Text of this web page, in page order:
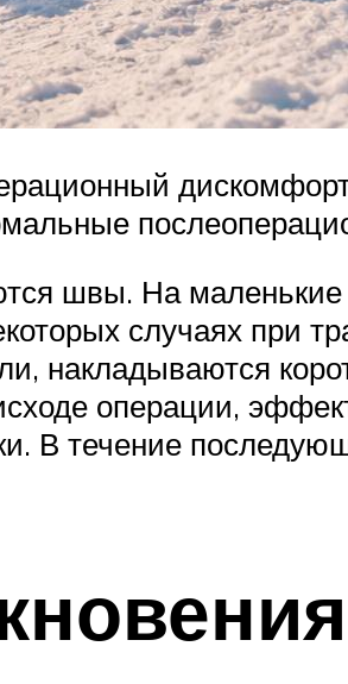
швы. На
случаях при
накладываются
операции,
В течение